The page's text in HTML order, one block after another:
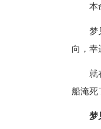
本
梦
向，幸
就
船淹死
梦